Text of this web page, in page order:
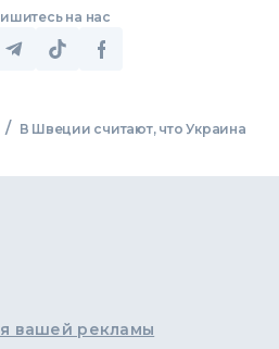
на нас
/
В Швеции считают, что Украина
вашей рекламы